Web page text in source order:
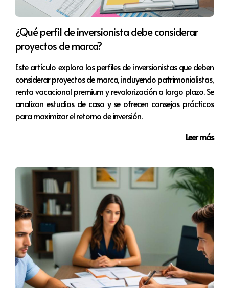
resolvió el problema rápidamente, sino que el inquilino
expresó su agradecimiento por la atención recibida. Este
tipo de acción proactiva puede prevenir futuros
conflictos y fomentar una relación positiva.
Caso 2: Quejas sobre ruido excesivo
En otro ejemplo, un propietario recibió múltiples quejas
sobre ruidos provenientes del apartamento vecino. En
lugar de tomar partido inmediatamente, optó por
pudieron llegar a un acuerdo sobre horarios razonables
para actividades ruidosas. Este enfoque no solo resolvió
el problema inmediato, sino que también ayudó a
construir una comunidad más comprensiva entre los
inquilinos.
Caso 3: Problemas con el mantenimiento
Un propietario se enfrentó a constantes reclamaciones
sobre problemas no resueltos en el mantenimiento del
¿Qué perfil de inversionista debe considerar
proyectos de marca?
Este artículo explora los perfiles de inversionistas que deben
considerar proyectos de marca, incluyendo patrimonialistas,
renta vacacional premium y revalorización a largo plazo. Se
analizan estudios de caso y se ofrecen consejos prácticos
para maximizar el retorno de inversión.
Leer más